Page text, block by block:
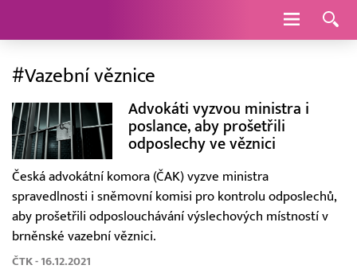
Navigace
#Vazební věznice
Advokáti vyzvou ministra i
poslance, aby prošetřili
odposlechy ve věznici
Česká advokátní komora (ČAK) vyzve ministra
spravedlnosti i sněmovní komisi pro kontrolu odposlechů,
aby prošetřili odposlouchávání výslechových místností v
brněnské vazební věznici.
ČTK - 16.12.2021